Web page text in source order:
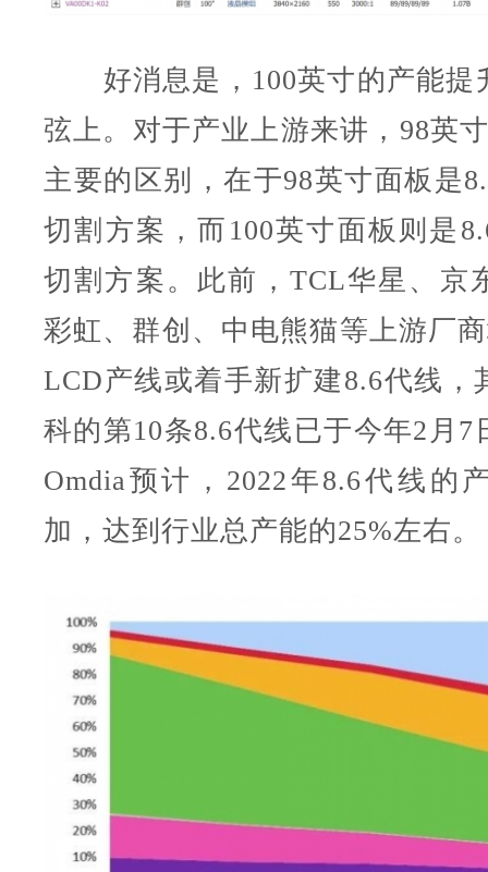
好消息是，100英寸的产能提
弦上。对于产业上游来讲，98英
主要的区别，在于98英寸面板是
切割方案，而100英寸面板则是
切割方案。此前，TCL华星、京
彩虹、群创、中电熊猫等上游厂
LCD产线或着手新扩建8.6代线，
科的第10条8.6代线已于今年2月7
Omdia预计，2022年8.6代线的
加，达到行业总产能的25%左右。